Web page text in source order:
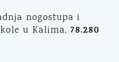
nogostupa i
u Kalima, 78.280